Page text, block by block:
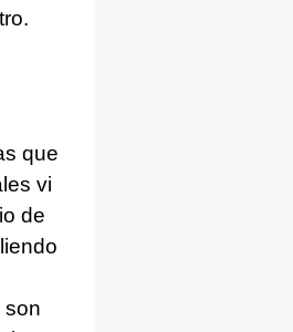
que
vi
de
son